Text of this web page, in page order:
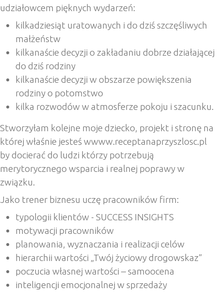
udziałowcem pięknych wydarzeń:
kilkadziesiąt uratowanych i do dziś szczęśliwych
małżeństw
kilkanaście decyzji o zakładaniu dobrze działającej
do dziś rodziny
kilkanaście decyzji w obszarze powiększenia
rodziny o potomstwo
kilka rozwodów w atmosferze pokoju i szacunku.
Stworzyłam kolejne moje dziecko, projekt i stronę na
której właśnie jesteś wwww.receptanaprzyszlosc.pl
by docierać do ludzi którzy potrzebują
merytorycznego wsparcia i realnej poprawy w
związku.
Jako trener biznesu uczę pracowników firm:
typologii klientów - SUCCESS INSIGHTS
motywacji pracowników
planowania, wyznaczania i realizacji celów
hierarchii wartości „Twój życiowy drogowskaz”
poczucia własnej wartości – samoocena
inteligencji emocjonalnej w sprzedaży